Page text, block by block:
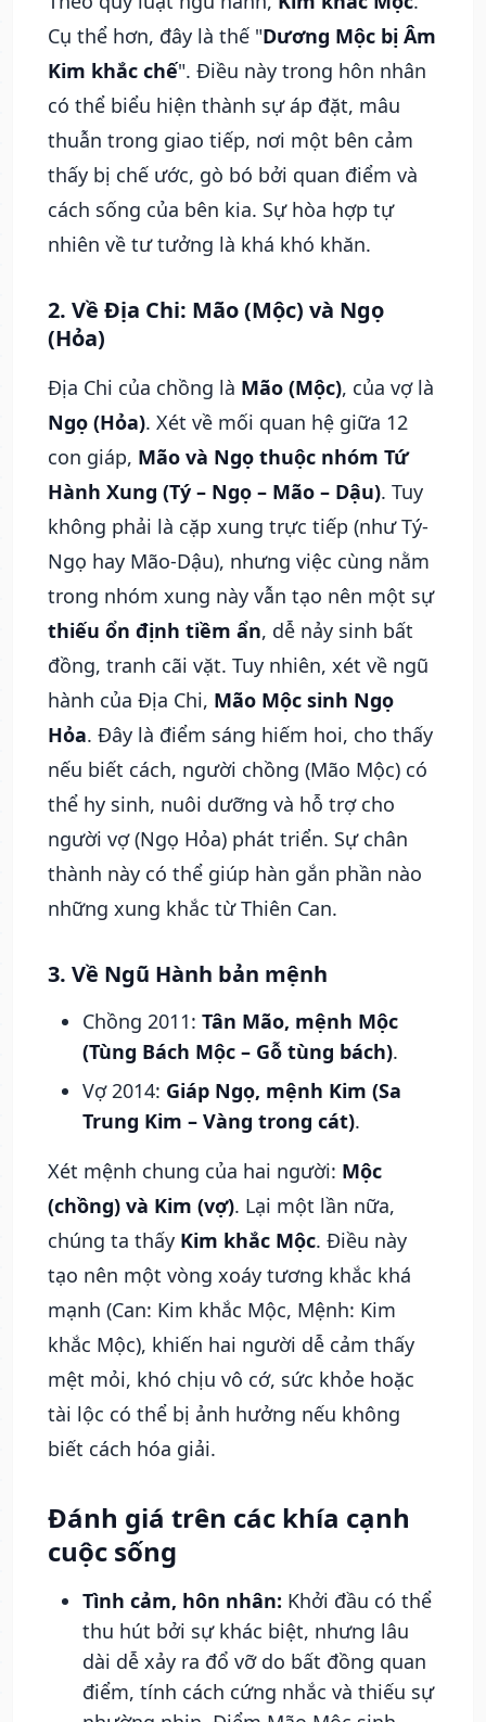
Cụ thể hơn, đây là thế "Dương Mộc bị Âm
Kim khắc chế". Điều này trong hôn nhân
có thể biểu hiện thành sự áp đặt, mâu
thuẫn trong giao tiếp, nơi một bên cảm
thấy bị chế ước, gò bó bởi quan điểm và
cách sống của bên kia. Sự hòa hợp tự
nhiên về tư tưởng là khá khó khăn.
2. Về Địa Chi: Mão (Mộc) và Ngọ
(Hỏa)
Địa Chi của chồng là Mão (Mộc), của vợ là
Ngọ (Hỏa). Xét về mối quan hệ giữa 12
con giáp, Mão và Ngọ thuộc nhóm Tứ
Hành Xung (Tý – Ngọ – Mão – Dậu). Tuy
không phải là cặp xung trực tiếp (như Tý-
Ngọ hay Mão-Dậu), nhưng việc cùng nằm
trong nhóm xung này vẫn tạo nên một sự
thiếu ổn định tiềm ẩn, dễ nảy sinh bất
đồng, tranh cãi vặt. Tuy nhiên, xét về ngũ
hành của Địa Chi, Mão Mộc sinh Ngọ
Hỏa. Đây là điểm sáng hiếm hoi, cho thấy
nếu biết cách, người chồng (Mão Mộc) có
thể hy sinh, nuôi dưỡng và hỗ trợ cho
người vợ (Ngọ Hỏa) phát triển. Sự chân
thành này có thể giúp hàn gắn phần nào
những xung khắc từ Thiên Can.
3. Về Ngũ Hành bản mệnh
Chồng 2011: Tân Mão, mệnh Mộc
(Tùng Bách Mộc – Gỗ tùng bách).
Vợ 2014: Giáp Ngọ, mệnh Kim (Sa
Trung Kim – Vàng trong cát).
Xét mệnh chung của hai người: Mộc
(chồng) và Kim (vợ). Lại một lần nữa,
chúng ta thấy Kim khắc Mộc. Điều này
tạo nên một vòng xoáy tương khắc khá
mạnh (Can: Kim khắc Mộc, Mệnh: Kim
khắc Mộc), khiến hai người dễ cảm thấy
mệt mỏi, khó chịu vô cớ, sức khỏe hoặc
tài lộc có thể bị ảnh hưởng nếu không
biết cách hóa giải.
Đánh giá trên các khía cạnh
cuộc sống
Tình cảm, hôn nhân: Khởi đầu có thể
thu hút bởi sự khác biệt, nhưng lâu
dài dễ xảy ra đổ vỡ do bất đồng quan
điểm, tính cách cứng nhắc và thiếu sự